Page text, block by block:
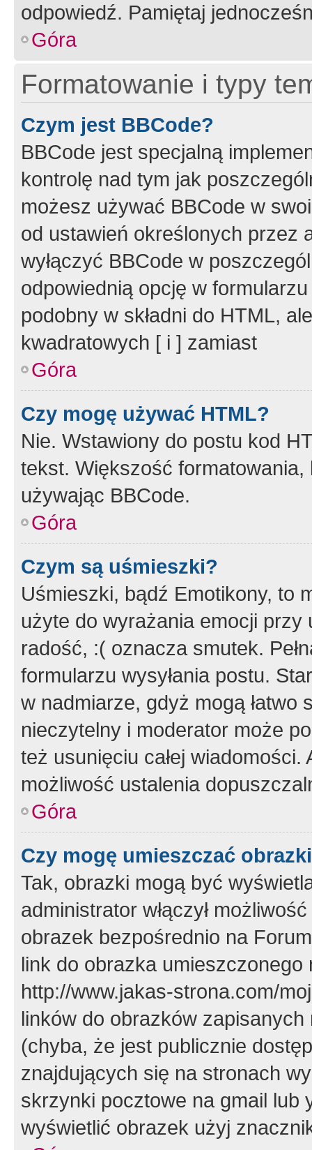
odpowiedź. Pamiętaj
Góra
Formatowanie i typy
Czym jest BBCode?
BBCode jest specjalną
kontrolę nad tym jak
możesz używać BBCode w
od ustawień określonych przez
wyłączyć BBCode w
odpowiednią opcję w
podobny w składni do HTML,
kwadratowych [ i ] zamiast
Góra
Czy mogę używać HTML?
Nie. Wstawiony do postu kod
tekst. Większość
używając BBCode.
Góra
Czym są uśmieszki?
Uśmieszki, bądź Emotikony, to
użyte do wyrażania emocji
radość, :( oznacza smutek.
formularzu wysyłania postu.
w nadmiarze, gdyż mogą
nieczytelny i moderator może
też usunięciu całej
możliwość ustalenia
Góra
Czy mogę umieszczać
Tak, obrazki mogą być
administrator włączył
obrazek bezpośrednio na
link do obrazka
http://www.jakas-strona.com/
linków do obrazków
(chyba, że jest publicznie
znajdujących się na stronach
skrzynki pocztowe na gmail lub
wyświetlić obrazek użyj